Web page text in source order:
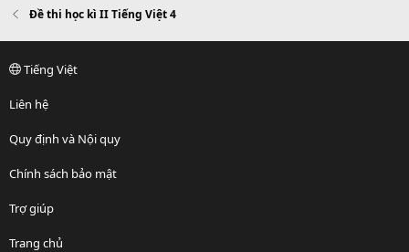
Đề thi học kì II Tiếng Việt 4
Tiếng Việt
Liên hệ
Quy định và Nội quy
Chính sách bảo mật
Trợ giúp
Trang chủ